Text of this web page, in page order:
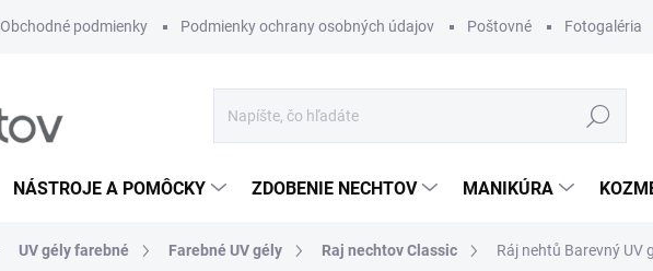
Obchodné podmienky Podmienky ochrany osobných údajov Poštovné Fotogaléria
Hľadať
NÁSTROJE A POMÔCKY ZDOBENIE NECHTOV MANIKÚRA
UV gély farebné Farebné UV gély Raj nechtov Classic Ráj nehtů Barevný UV